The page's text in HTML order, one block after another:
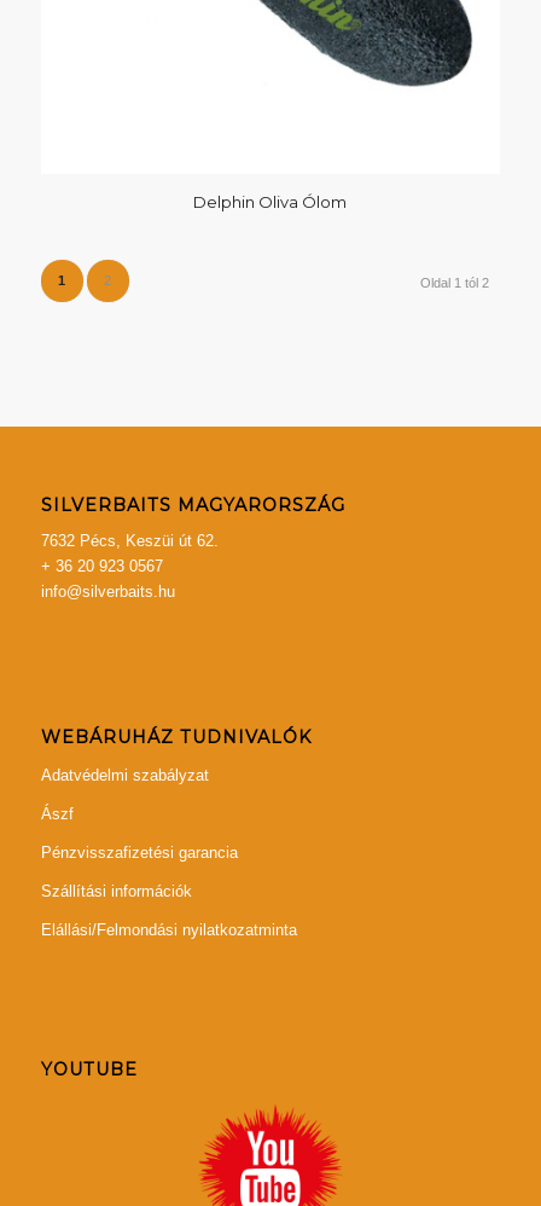
Delphin Oliva Ólom
Oldal 1 tól 2
1 2
SILVERBAITS MAGYARORSZÁG
7632 Pécs, Keszüi út 62.
+ 36 20 923 0567
info@silverbaits.hu
WEBÁRUHÁZ TUDNIVALÓK
Adatvédelmi szabályzat
Ászf
Pénzvisszafizetési garancia
Szállítási információk
Elállási/Felmondási nyilatkozatminta
YOUTUBE